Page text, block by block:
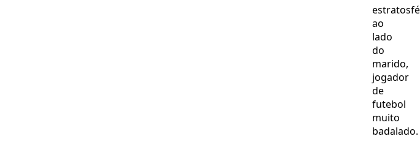
ao
lado
do
marido,
jogador
de
futebol
muito
badalado.